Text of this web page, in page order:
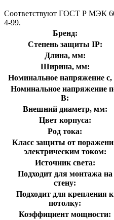
Соответствуют ГОСТ Р МЭК
4-99.
Бренд:
Степень защиты IP:
Длина, мм:
Ширина, мм:
Номинальное напряжение
Номинальное напряжение
В:
Внешний диаметр, мм:
Цвет корпуса:
Род тока:
Класс защиты от
электрическим током:
Источник света:
Подходит для монтажа на
стену:
Подходит для крепления к
потолку:
Коэффициент мощности: